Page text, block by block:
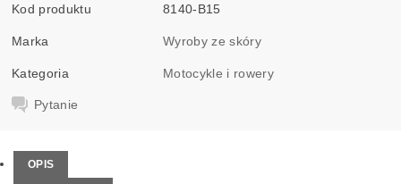
Kod produktu 8140-B15
Marka Wyroby ze skóry
Kategoria Motocykle i rowery
Pytanie
OPIS